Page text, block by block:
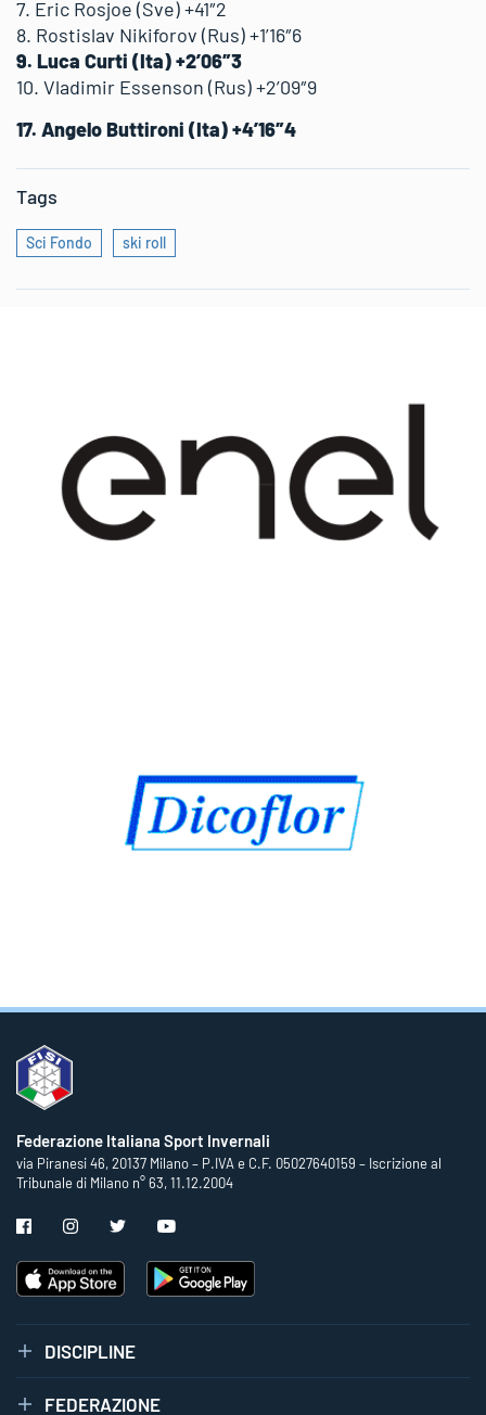
7. Eric Rosjoe (Sve) +41″2
8. Rostislav Nikiforov (Rus) +1’16″6
9. Luca Curti (Ita) +2’06″3
10. Vladimir Essenson (Rus) +2’09″9
17. Angelo Buttironi (Ita) +4’16″4
Tags
Sci Fondo ski roll
Federazione Italiana Sport Invernali
via Piranesi 46, 20137 Milano – P.IVA e C.F. 05027640159 – Iscrizione al
Tribunale di Milano n° 63, 11.12.2004
DISCIPLINE
FEDERAZIONE